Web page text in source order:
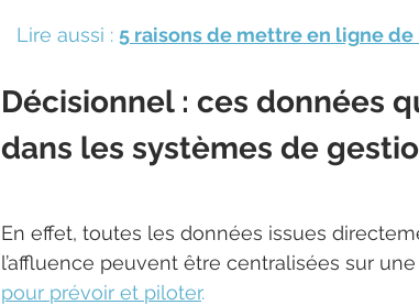
Lire aussi : 5 raisons de mettre en ligne
Décisionnel : ces données
dans les systèmes de
En effet, toutes les données issues
l’affluence peuvent être centralisées sur une
pour prévoir et piloter.